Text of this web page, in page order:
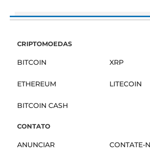
CRIPTOMOEDAS
BITCOIN XRP
ETHEREUM LITECOIN
BITCOIN CASH
CONTATO
ANUNCIAR CONTATE-